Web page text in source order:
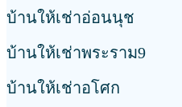
บ้านให้เช่าอ่อนนุช
บ้านให้เช่าพระราม9
บ้านให้เช่าอโศก